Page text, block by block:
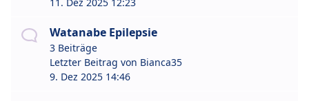
Watanabe Epilepsie
3 Beiträge
Letzter Beitrag von Bianca35
9. Dez 2025 14:46